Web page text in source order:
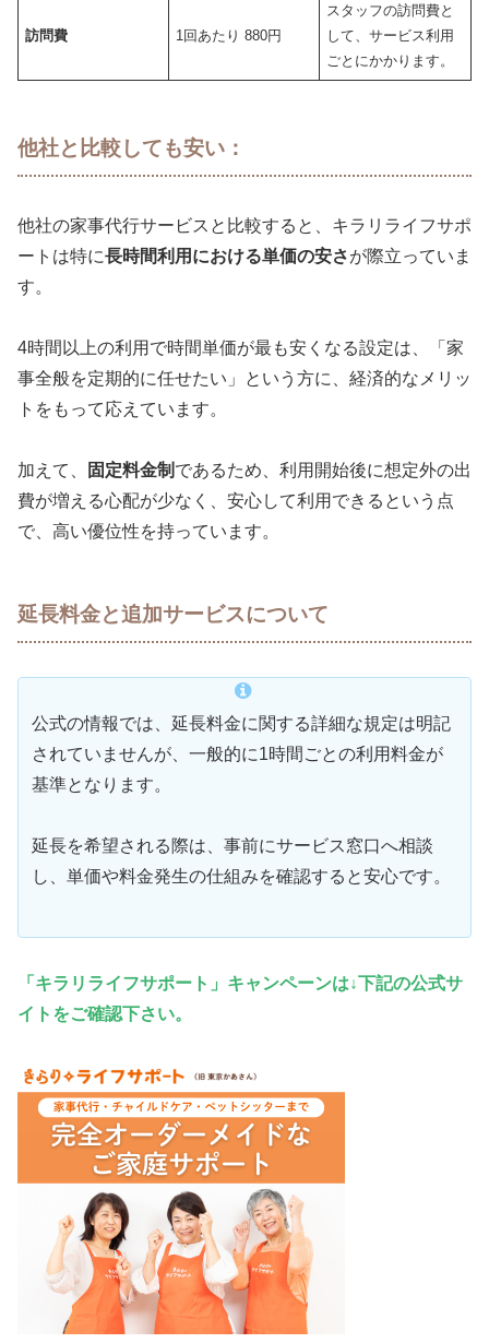
訪問費 1回あたり 880円
スタッフの訪問費と
して、サービス利用
ごとにかかります。
他社と比較しても安い：
他社の家事代行サービスと比較すると、キラリライフサポ
ートは特に長時間利用における単価の安さが際立っていま
す。
4時間以上の利用で時間単価が最も安くなる設定は、「家
事全般を定期的に任せたい」という方に、経済的なメリッ
トをもって応えています。
加えて、 固定料金制 であるため、利用開始後に想定外の出
費が増える心配が少なく、安心して利用できるという点
で、高い優位性を持っています。
延長料金と追加サービスについて
公式の情報では、延長料金に関する詳細な規定は明記
されていませんが、一般的に1時間ごとの利用料金が
基準となります。
延長を希望される際は、事前にサービス窓口へ相談
し、単価や料金発生の仕組みを確認すると安心です。
「キラリライフサポート 」キャンペーンは↓下記の公式サ
イトをご確認下さい。